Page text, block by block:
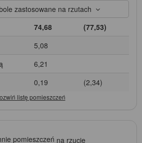
zastosowane na rzutach
74,68
(77,53)
5,08
6,21
0,19 (2,34)
pomieszczeń na rzucie